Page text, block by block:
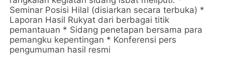
Seminar Posisi Hilal (disiarkan secara terbuka) *
Laporan Hasil Rukyat dari berbagai titik
pemantauan * Sidang penetapan bersama para
pemangku kepentingan * Konferensi pers
pengumuman hasil resmi